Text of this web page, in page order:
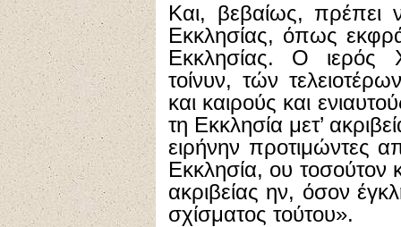
Και, βεβαίως,
Εκκλησίας, όπως
Εκκλησίας. Ο ιερός
τοίνυν, τών
και καιρούς και
τη Εκκλησία μετ’
ειρήνην προτιμώντες
Εκκλησία, ου
ακριβείας ην, όσον
σχίσματος τούτου».